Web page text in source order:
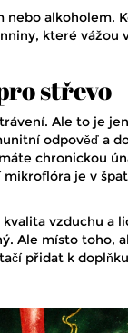
alkoholem.
které vážou
střevo
Ale to je
odpověď a
chronickou
je v
vzduchu a
Ale místo toho,
přidat k